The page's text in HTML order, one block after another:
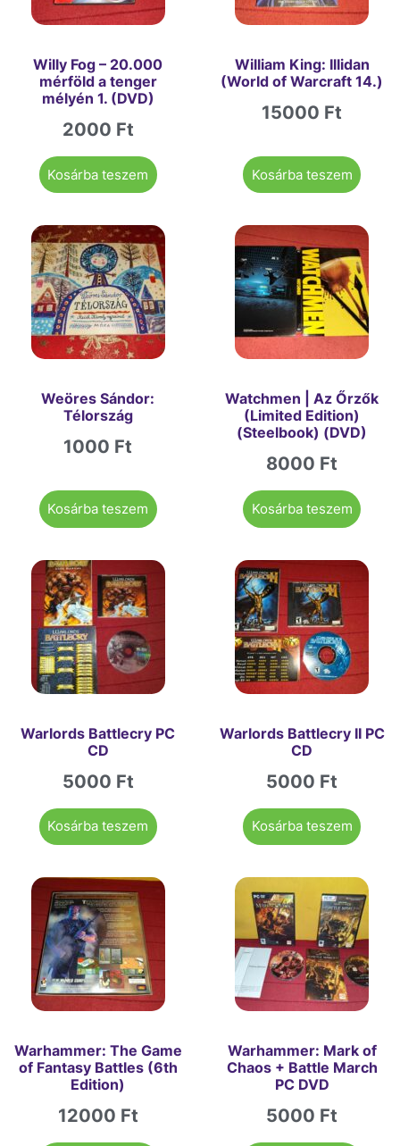
Willy Fog – 20.000
mérföld a tenger
mélyén 1. (DVD)
2000 Ft
Kosárba teszem
William King: Illidan
(World of Warcraft 14.)
15000 Ft
Kosárba teszem
Weöres Sándor:
Télország
1000 Ft
Kosárba teszem
Watchmen | Az Őrzők
(Limited Edition)
(Steelbook) (DVD)
8000 Ft
Kosárba teszem
Warlords Battlecry PC
CD
5000 Ft
Kosárba teszem
Warlords Battlecry II PC
CD
5000 Ft
Kosárba teszem
Warhammer: The Game
of Fantasy Battles (6th
Edition)
12000 Ft
Warhammer: Mark of
Chaos + Battle March
PC DVD
5000 Ft